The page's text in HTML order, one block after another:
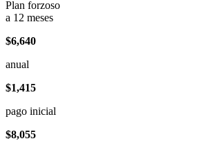
Plan forzoso
a 12 meses
$6,640
anual
$1,415
pago inicial
$8,055